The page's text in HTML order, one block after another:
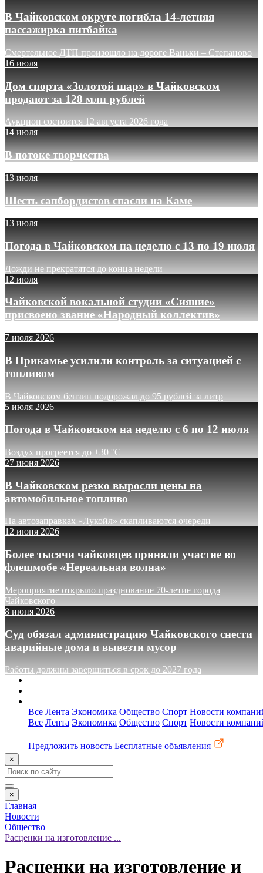
В Чайковском округе погибла 14-летняя
пассажирка питбайка
Смертельное ДТП произошло на дороге Ваньки – Степаново
16 июля
Дом спорта «Золотой шар» в Чайковском
продают за 128 млн рублей
Аукцион состоится 12 августа 2026 года
14 июля
В потоке творчества
13 июля
Шесть сапбордистов спасли на Каме
13 июля
Погода в Чайковском на неделю с 13 по 19 июля
Дожди не прекратятся до конца недели
12 июля
Чайковской вокальной студии «Сияние»
присвоено звание «Народный коллектив»
7 июля 2026
В Прикамье усилили контроль за ситуацией с
топливом
В Чайковском бензин подорожал до 95 рублей за литр
5 июля 2026
Погода в Чайковском на неделю с 6 по 12 июля
Воздух прогреется до +30 °C
27 июня 2026
В Чайковском резко выросли цены на
автомобильное топливо
На автозаправках «Лукойл» скапливаются очереди
12 июня 2026
Более тысячи чайковцев приняли участие во
флешмобе «Нереальная волна»
Мероприятие открыло празднование 70-летие города
Чайковского
8 июня 2026
Суд обязал администрацию Чайковского снести
аварийные дома и вывезти мусор
Работы должны завершиться в срок до 2027 года
Все Лента Экономика Общество Спорт Новости
Все Лента Экономика Общество Спорт Новости
Предложить новость Бесплатные объявления
×
×
Главная
Новости
Общество
Расценки на изготовление ...
Расценки на изготовление и